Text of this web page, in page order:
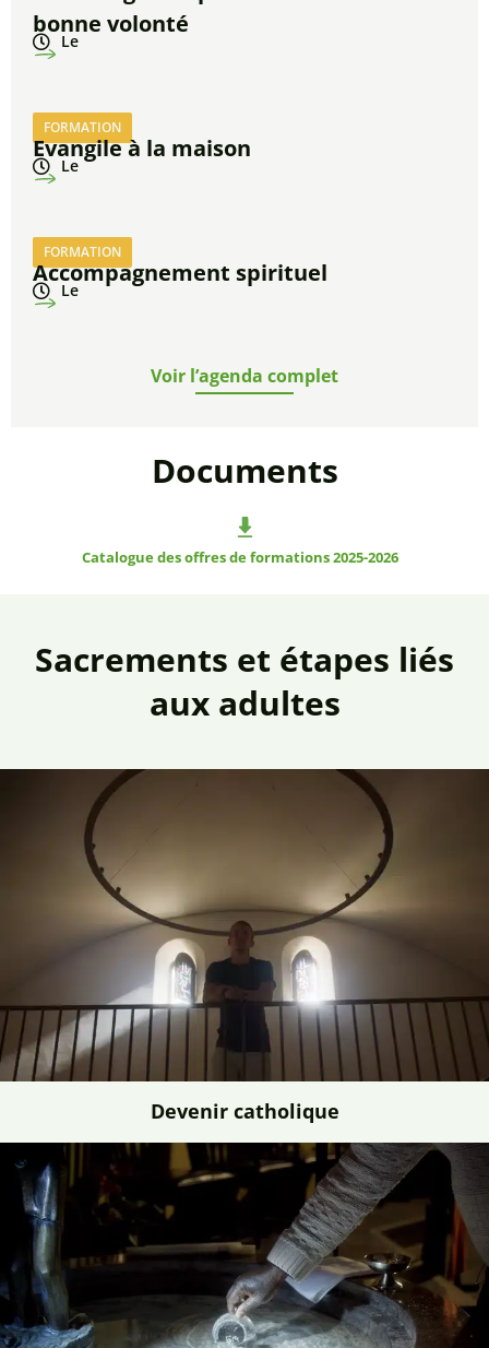
bonne volonté
Le
FORMATION
Evangile à la maison
Le
FORMATION
Accompagnement spirituel
Le
Voir l’agenda complet
Documents
Catalogue des offres de formations 2025-2026
Sacrements et étapes liés
aux adultes
Devenir catholique